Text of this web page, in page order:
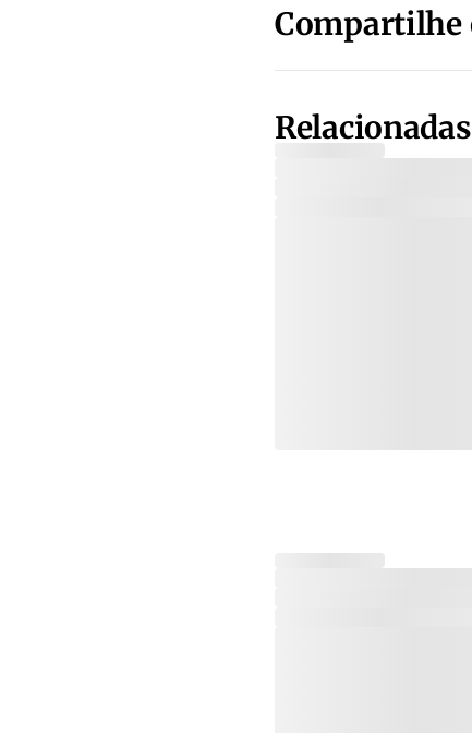
Compartilhe
Relacionadas